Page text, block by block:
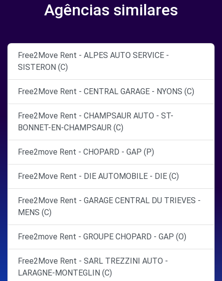
Agências similares
Free2Move Rent - ALPES AUTO SERVICE -
SISTERON (C)
Free2Move Rent - CENTRAL GARAGE - NYONS (C)
Free2Move Rent - CHAMPSAUR AUTO - ST-
BONNET-EN-CHAMPSAUR (C)
Free2move Rent - CHOPARD - GAP (P)
Free2Move Rent - DIE AUTOMOBILE - DIE (C)
Free2Move Rent - GARAGE CENTRAL DU TRIEVES -
MENS (C)
Free2move Rent - GROUPE CHOPARD - GAP (O)
Free2Move Rent - SARL TREZZINI AUTO -
LARAGNE-MONTEGLIN (C)